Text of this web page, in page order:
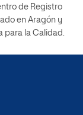
de Registro
en Aragón y
para la Calidad.